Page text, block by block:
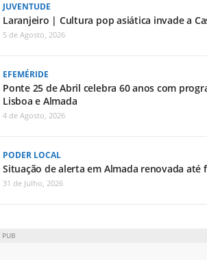
JUVENTUDE
Laranjeiro | Cultura pop asiática invade a
5 de Agosto, 2026
EFEMÉRIDE
Ponte 25 de Abril celebra 60 anos com
Lisboa e Almada
4 de Agosto, 2026
PODER LOCAL
Situação de alerta em Almada renovada até
31 de Julho, 2026
PUB